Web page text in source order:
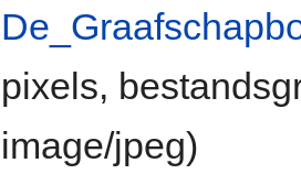
pixels,
image/jpeg)